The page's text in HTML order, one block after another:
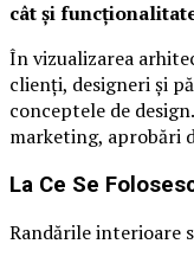
cât și
În vizualizarea
clienți, designeri și
conceptele de
marketing, aprobări
La Ce Se
Randările interioare